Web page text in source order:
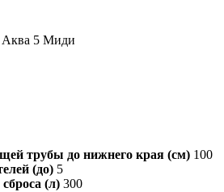
5 Миди
трубы до нижнего края (см) 100
(до) 5
(л) 300